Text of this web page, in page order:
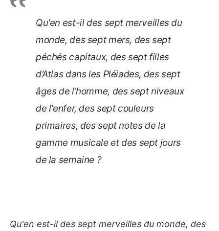
Qu'en est-il des sept merveilles du
monde, des sept mers, des sept
péchés capitaux, des sept filles
d'Atlas dans les Pléiades, des sept
âges de l'homme, des sept niveaux
de l'enfer, des sept couleurs
primaires, des sept notes de la
gamme musicale et des sept jours
de la semaine ?
Qu'en est-il des sept merveilles du monde, des